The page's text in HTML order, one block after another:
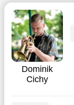
Dominik
Cichy